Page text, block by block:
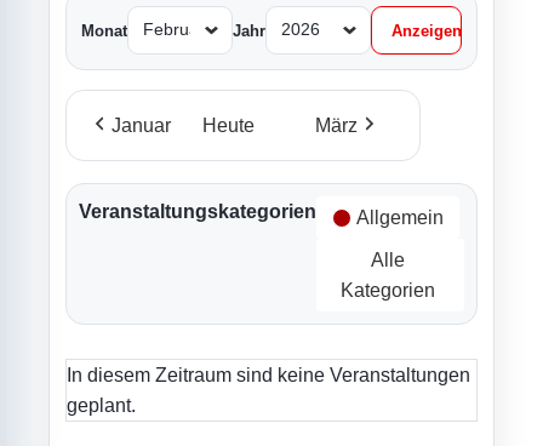
Monat Jahr
Januar Heute März
Veranstaltungskategorien Allgemein
Alle
Kategorien
In diesem Zeitraum sind keine Veranstaltungen
geplant.